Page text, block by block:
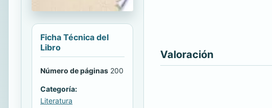
Ficha Técnica del
Libro
Número de páginas 200
Categoría:
Literatura
Valoración